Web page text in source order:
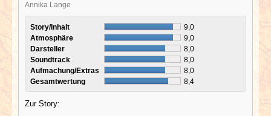
Annika Lange
Story/Inhalt
9,0
Atmosphäre
9,0
Darsteller
8,0
Soundtrack
8,0
Aufmachung/Extras
8,0
Gesamtwertung
8,4
Zur Story: